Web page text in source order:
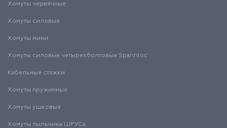
Хомуты червячные
Хомуты силовые
Хомуты мини
Хомуты силовые четырехболтовые Spannloc
Кабельные стяжки
Хомуты пружинные
Хомуты ушковые
Хомуты пыльника ШРУСа